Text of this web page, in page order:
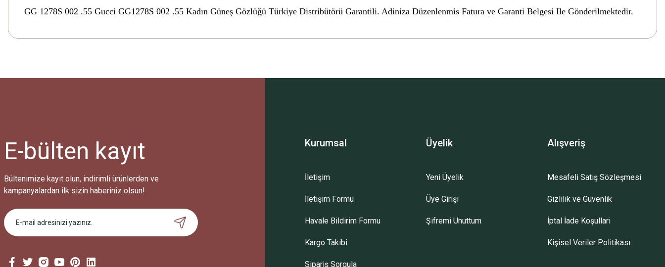
GG 1278S 002 .55 Gucci GG1278S 002 .55 Kadın Güneş Gözlüğü Türkiye Distribütörü Garantili. Adiniza Düzenlenmis Fatura ve Garanti Belgesi Ile Gönderilmektedir.
Bu ürüne ilk yorumu siz yapın!
Ürün hakkında henüz soru sorulmamış.
Sitemize ilk yorumu siz yapın!
E-bülten kayıt
Bültenimize kayıt olun, indirimli ürünlerden ve
kampanyalardan ilk sizin haberiniz olsun!
Kurumsal
İletişim
İletişim Formu
Havale Bildirim Formu
Kargo Takibi
Sipariş Sorgula
Üyelik
Yeni Üyelik
Üye Girişi
Şifremi Unuttum
Alışveriş
Mesafeli Satış Sözleşmesi
Gizlilik ve Güvenlik
İptal İade Koşullari
Kişisel Veriler Politikası